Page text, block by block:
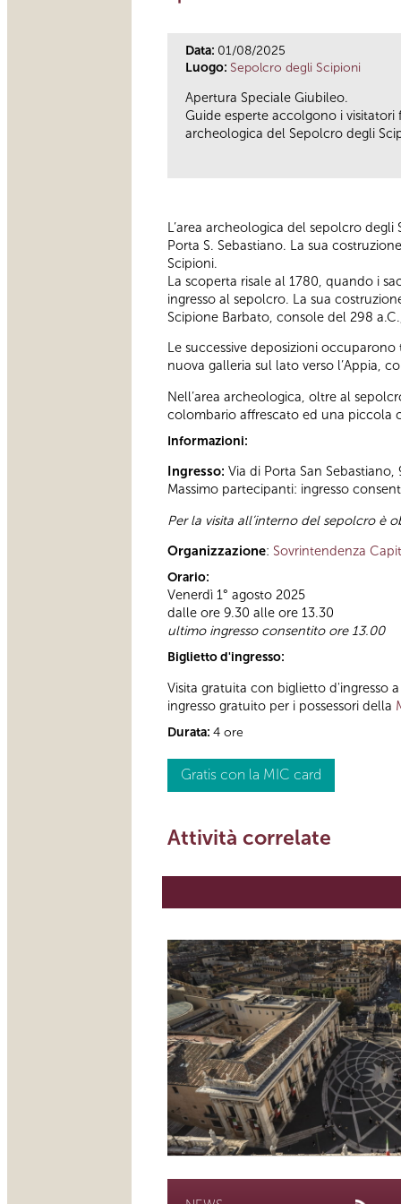
Data: 01/08/2025
Luogo: Sepolcro degli Scipioni
Apertura Speciale Giubileo.
Guide esperte accolgono i
archeologica del Sepolcro degli
L’area archeologica del sepolcro
Porta S. Sebastiano. La sua
Scipioni.
La scoperta risale al 1780, quando i
ingresso al sepolcro. La sua
Scipione Barbato, console del 298
Le successive deposizioni
nuova galleria sul lato verso l’Appia,
Nell’area archeologica, oltre al
colombario affrescato ed una piccola
Informazioni:
Ingresso: Via di Porta San Sebastiano,
Massimo partecipanti: ingresso
Per la visita all’interno del sepolcro è
Organizzazione: Sovrintendenza
Orario:
Venerdì 1° agosto 2025
dalle ore 9.30 alle ore 13.30
ultimo ingresso consentito ore 13.00
Biglietto d'ingresso:
Visita gratuita con biglietto d'ingresso a
ingresso gratuito per i possessori della
Durata: 4 ore
Gratis con la MIC card
Attività correlate